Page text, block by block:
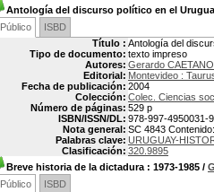
Antología del discurso político en el
Público
ISBD
Título : Antología del
Tipo de documento: texto impreso
Autores: Gerardo
Editorial: Montevideo :
Fecha de publicación: 2004
Colección: Colec. Ciencias
Número de páginas: 529 p
ISBN/ISSN/DL: 978-997-4950031-9
Nota general: SC 4843
Palabras clave: URUGUAY-
Clasificación: 320.9895
Breve historia de la dictadura : 1973-1985 /
Público
ISBD